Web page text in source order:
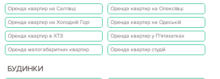
Оренда квартир на Салтівці Оренда квартир на Олексіївці
Оренда квартир на Холодній Горі Оренда квартир на Одеській
Оренда квартир в ХТЗ Оренда квартир у П'ятихатках
Оренда малогабаритних квартир Оренда квартир студій
БУДИНКИ